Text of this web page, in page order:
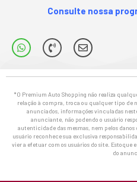
Consulte nossa
*O Premium Auto Shopping não realiza
relação à compra, troca ou qualquer tipo de
anunciados, informações vinculadas
anunciante, não podendo o usuário
autenticidade das mesmas, nem pelos
usuário reconhece sua exclusiva
vier a efetuar com os usuários do site.
do